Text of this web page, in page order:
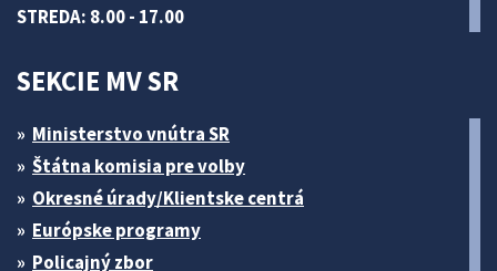
STREDA: 8.00 - 17.00
SEKCIE MV SR
Ministerstvo vnútra SR
Štátna komisia pre volby
Okresné úrady/Klientske centrá
Európske programy
Policajný zbor